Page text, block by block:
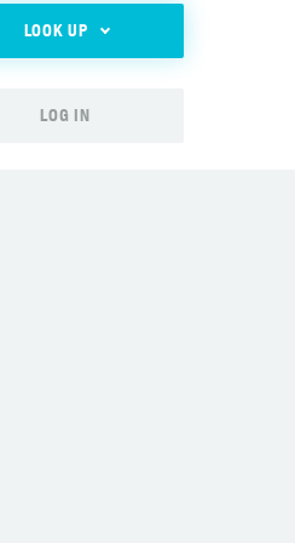
LOOK UP
LOG IN